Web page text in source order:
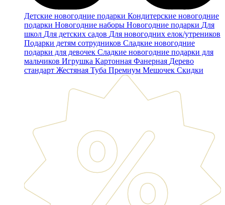
Детские новогодние подарки Кондитерские новогодние
подарки Новогодние наборы Новогодние подарки Для
школ Для детских садов Для новогодних елок/утреников
Подарки детям сотрудников Сладкие новогодние
подарки для девочек Сладкие новогодние подарки для
мальчиков Игрушка Картонная Фанерная Дерево
стандарт Жестяная Туба Премиум Мешочек Скидки